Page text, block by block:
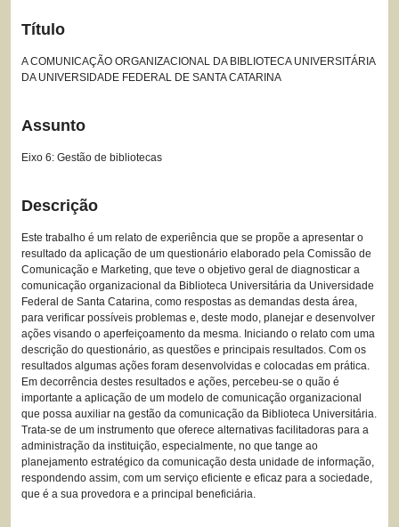
Título
A COMUNICAÇÃO ORGANIZACIONAL DA BIBLIOTECA UNIVERSITÁRIA
DA UNIVERSIDADE FEDERAL DE SANTA CATARINA
Assunto
Eixo 6: Gestão de bibliotecas
Descrição
Este trabalho é um relato de experiência que se propõe a apresentar o
resultado da aplicação de um questionário elaborado pela Comissão de
Comunicação e Marketing, que teve o objetivo geral de diagnosticar a
comunicação organizacional da Biblioteca Universitária da Universidade
Federal de Santa Catarina, como respostas as demandas desta área,
para verificar possíveis problemas e, deste modo, planejar e desenvolver
ações visando o aperfeiçoamento da mesma. Iniciando o relato com uma
descrição do questionário, as questões e principais resultados. Com os
resultados algumas ações foram desenvolvidas e colocadas em prática.
Em decorrência destes resultados e ações, percebeu-se o quão é
importante a aplicação de um modelo de comunicação organizacional
que possa auxiliar na gestão da comunicação da Biblioteca Universitária.
Trata-se de um instrumento que oferece alternativas facilitadoras para a
administração da instituição, especialmente, no que tange ao
planejamento estratégico da comunicação desta unidade de informação,
respondendo assim, com um serviço eficiente e eficaz para a sociedade,
que é a sua provedora e a principal beneficiária.